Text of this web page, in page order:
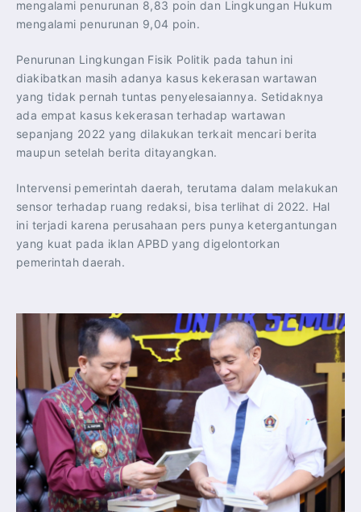
mengalami penurunan 8,83 poin dan Lingkungan Hukum
mengalami penurunan 9,04 poin.
Penurunan Lingkungan Fisik Politik pada tahun ini
diakibatkan masih adanya kasus kekerasan wartawan
yang tidak pernah tuntas penyelesaiannya. Setidaknya
ada empat kasus kekerasan terhadap wartawan
sepanjang 2022 yang dilakukan terkait mencari berita
maupun setelah berita ditayangkan.
Intervensi pemerintah daerah, terutama dalam melakukan
sensor terhadap ruang redaksi, bisa terlihat di 2022. Hal
ini terjadi karena perusahaan pers punya ketergantungan
yang kuat pada iklan APBD yang digelontorkan
pemerintah daerah.